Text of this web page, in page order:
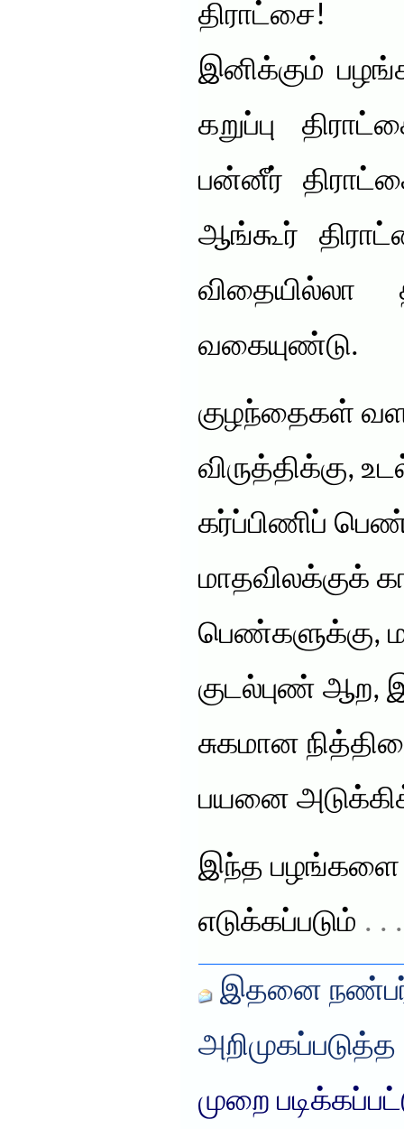
திராட்சை!
இனிக்கும்
கறுப்பு
பன்னீர்
ஆங்கூர்
வகையுண்டு.
குழந்தைகள்
விருத்திக்கு,
கர்ப்பிணிப்
மாதவிலக்குக்
பெண்களுக்கு,
குடல்புண் ஆற,
சுகமான
பயனை
இந்த பழங்களை
எடுக்கப்படும் . .
இதனை
அறிமுகப்படுத்த
முறை